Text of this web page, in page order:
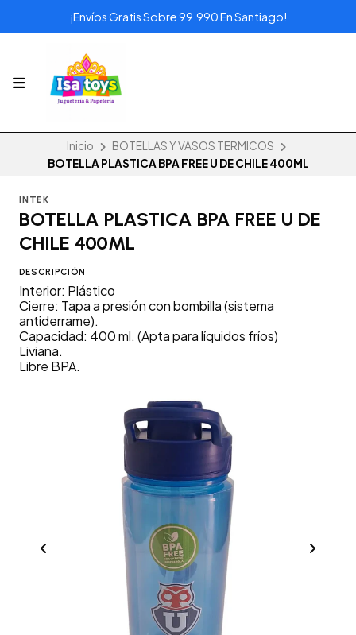
¡Envíos Gratis Sobre 99.990 En Santiago!
Inicio
BOTELLAS Y VASOS TERMICOS
BOTELLA PLASTICA BPA FREE U DE CHILE 400ML
INTEK
BOTELLA PLASTICA BPA FREE U DE
CHILE 400ML
DESCRIPCIÓN
Interior: Plástico
Cierre: Tapa a presión con bombilla (sistema
antiderrame).
Capacidad: 400 ml. (Apta para líquidos fríos)
Liviana.
Libre BPA.